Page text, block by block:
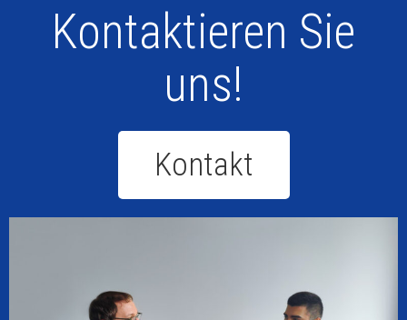
Kontaktieren Sie
uns!
Kontakt